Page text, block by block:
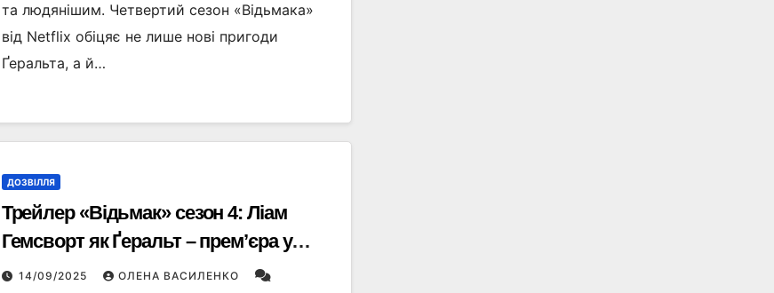
та людянішим. Четвертий сезон «Відьмака»
від Netflix обіцяє не лише нові пригоди
Ґеральта, а й…
ДОЗВІЛЛЯ
Трейлер «Відьмак» сезон 4: Ліам
Гемсворт як Ґеральт – прем’єра у
жовтні 2025
14/09/2025 ОЛЕНА ВАСИЛЕНКО